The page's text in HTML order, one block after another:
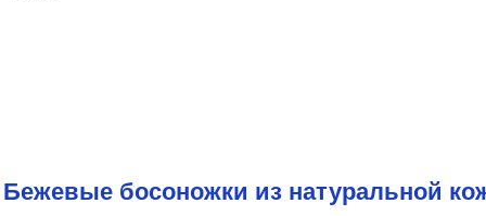
Бежевые босоножки из натуральной